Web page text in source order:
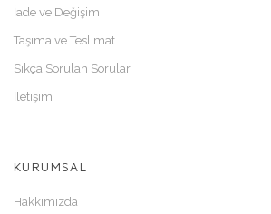
İade ve Değişim
Taşıma ve Teslimat
Sıkça Sorulan Sorular
İletişim
KURUMSAL
Hakkımızda